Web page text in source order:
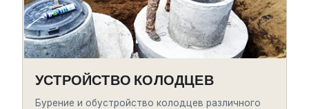
УСТРОЙСТВО КОЛОДЦЕВ
Бурение и обустройство колодцев различного